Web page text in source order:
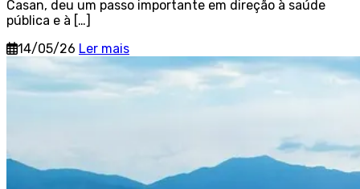
Casan, deu um passo importante em direção à saúde
pública e à […]
14/05/26 Ler mais